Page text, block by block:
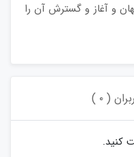
و آغاز و گسترش آن را
( ۰ )
کنید.